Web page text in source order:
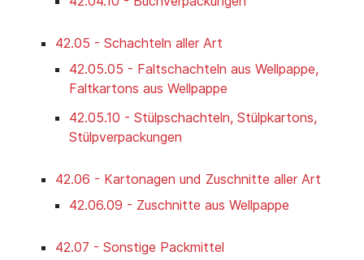
42.05 - Schachteln aller Art
42.05.05 - Faltschachteln aus Wellpappe,
Faltkartons aus Wellpappe
42.05.10 - Stülpschachteln, Stülpkartons,
Stülpverpackungen
42.06 - Kartonagen und Zuschnitte aller Art
42.06.09 - Zuschnitte aus Wellpappe
42.07 - Sonstige Packmittel